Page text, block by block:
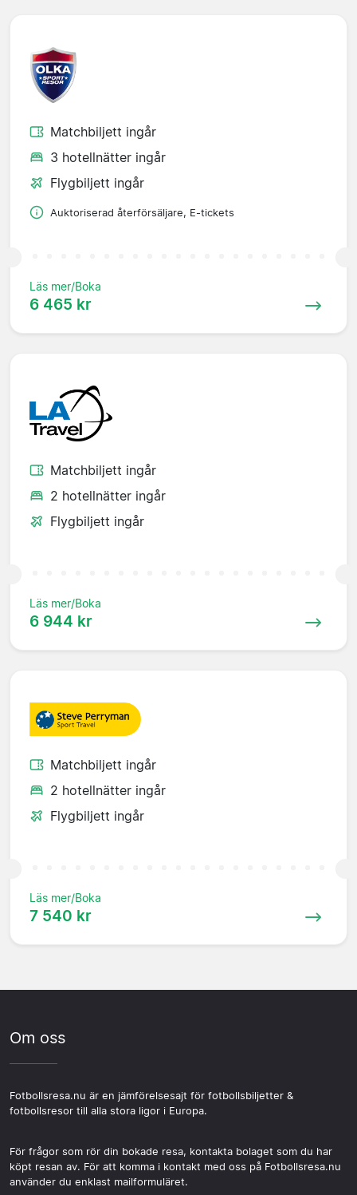
Matchbiljett ingår
3 hotellnätter ingår
Flygbiljett ingår
Auktoriserad återförsäljare, E-tickets
Läs mer/Boka
6 465 kr
Matchbiljett ingår
2 hotellnätter ingår
Flygbiljett ingår
Läs mer/Boka
6 944 kr
Matchbiljett ingår
2 hotellnätter ingår
Flygbiljett ingår
Läs mer/Boka
7 540 kr
Om oss
Fotbollsresa.nu är en jämförelsesajt för fotbollsbiljetter &
fotbollsresor till alla stora ligor i Europa.
För frågor som rör din bokade resa, kontakta bolaget som du har
köpt resan av. För att komma i kontakt med oss på Fotbollsresa.nu
använder du enklast mailformuläret.